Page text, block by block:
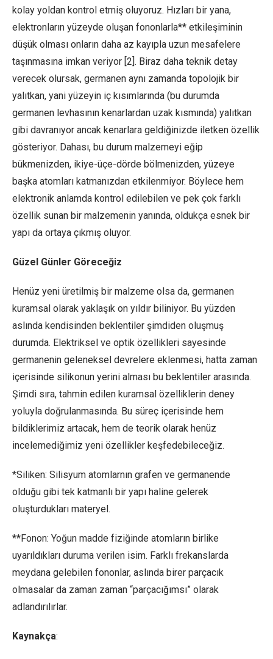
kolay yoldan kontrol etmiş oluyoruz. Hızları bir yana,
elektronların yüzeyde oluşan fononlarla** etkileşiminin
düşük olması onların daha az kayıpla uzun mesafelere
taşınmasına imkan veriyor [2]. Biraz daha teknik detay
verecek olursak, germanen aynı zamanda topolojik bir
yalıtkan, yani yüzeyin iç kısımlarında (bu durumda
germanen levhasının kenarlardan uzak kısmında) yalıtkan
gibi davranıyor ancak kenarlara geldiğinizde iletken özellik
gösteriyor. Dahası, bu durum malzemeyi eğip
bükmenizden, ikiye-üçe-dörde bölmenizden, yüzeye
başka atomları katmanızdan etkilenmiyor. Böylece hem
elektronik anlamda kontrol edilebilen ve pek çok farklı
özellik sunan bir malzemenin yanında, oldukça esnek bir
yapı da ortaya çıkmış oluyor.
Güzel Günler Göreceğiz
Henüz yeni üretilmiş bir malzeme olsa da, germanen
kuramsal olarak yaklaşık on yıldır biliniyor. Bu yüzden
aslında kendisinden beklentiler şimdiden oluşmuş
durumda. Elektriksel ve optik özellikleri sayesinde
germanenin geleneksel devrelere eklenmesi, hatta zaman
içerisinde silikonun yerini alması bu beklentiler arasında.
Şimdi sıra, tahmin edilen kuramsal özelliklerin deney
yoluyla doğrulanmasında. Bu süreç içerisinde hem
bildiklerimiz artacak, hem de teorik olarak henüz
incelemediğimiz yeni özellikler keşfedebileceğiz.
*Siliken: Silisyum atomlarnın grafen ve germanende
olduğu gibi tek katmanlı bir yapı haline gelerek
oluşturdukları materyel.
**Fonon: Yoğun madde fiziğinde atomların birlike
uyarıldıkları duruma verilen isim. Farklı frekanslarda
meydana gelebilen fononlar, aslında birer parçacık
olmasalar da zaman zaman “parçacığımsı” olarak
adlandırılırlar.
Kaynakça: